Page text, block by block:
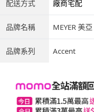
配送方式 廠商宅配
品牌名稱 MEYER 美亞
品牌系列 Accent